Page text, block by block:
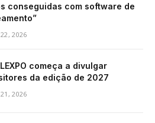
conseguidas com software de
2026
começa a divulgar
da edição de 2027
2026